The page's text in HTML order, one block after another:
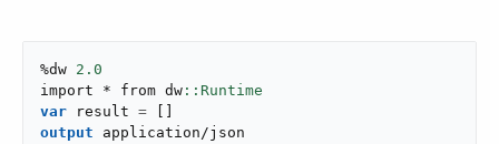
%dw 2.0
import * from dw
var result =
output
application/json